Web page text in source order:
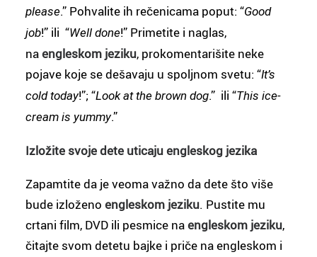
please.” Pohvalite ih rečenicama poput: “Good
job!” ili “Well done!” Primetite i naglas,
naengleskom jeziku, prokomentarišite neke
pojave koje se dešavaju u spoljnom svetu: “It’s
cold today!”; “Look at the brown dog.” ili “This ice-
cream is yummy.”
Izložite svoje dete uticaju engleskog jezika
Zapamtite da je veoma važno da dete što više
bude izloženo engleskom jeziku. Pustite mu
crtani film, DVD ili pesmice naengleskom jeziku,
čitajte svom detetu bajke i priče na engleskom i